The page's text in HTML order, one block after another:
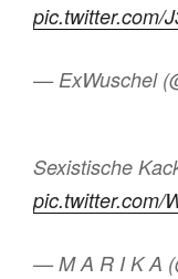
pic.twitter.com/
— ExWuschel
Sexistische
pic.twitter.com/
— M A R I K A